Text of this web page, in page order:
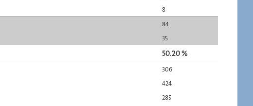
84
35
8
50.20 %
306
424
285